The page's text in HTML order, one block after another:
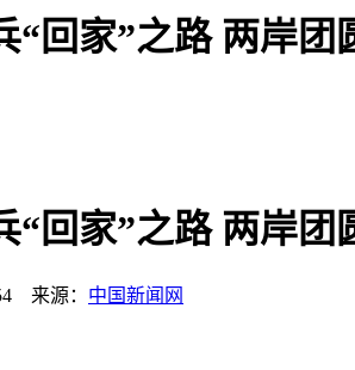
“回家”之路 两岸团
“回家”之路 两岸团
来源： 中国新闻网